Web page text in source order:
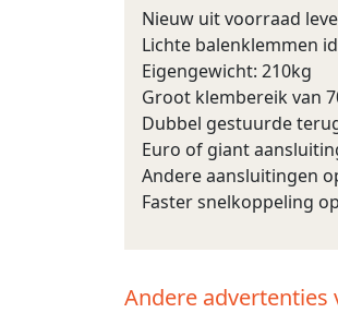
Nieuw uit voorraad
Lichte balenklemmen
Eigengewicht: 210kg
Groot klembereik van
Dubbel gestuurde
Euro of giant
Andere aansluitingen
Faster snelkoppeling
Andere advertenties